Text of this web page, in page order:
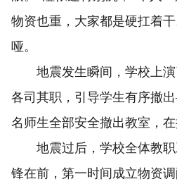
物资也重，大家都是硬扛着
哑。
地震发生瞬间，学校上演
各司其职，引导学生有序撤
名师生全部安全撤出教室，在
地震过后，学校全体教职
锋在前，第一时间成立物资